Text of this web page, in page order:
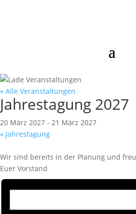
« Alle Veranstaltungen
Jahrestagung 2027
20 März 2027 - 21 März 2027
« Jahrestagung
Wir sind bereits in der Planung und
Euer Vorstand